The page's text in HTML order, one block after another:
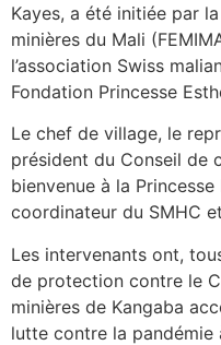
Kayes, a été initiée par
minières du Mali
l’association Swiss
Fondation Princesse
Le chef de village, le
président du Conseil de
bienvenue à la
coordinateur du SMHC
Les intervenants ont,
de protection contre le
minières de Kangaba
lutte contre la pandémie